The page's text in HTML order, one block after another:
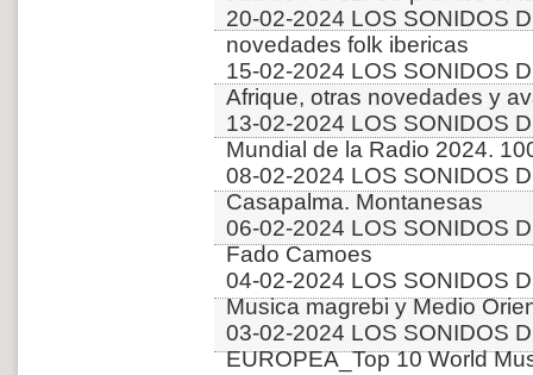
20-02-2024 LOS SONIDOS
novedades folk ibericas
15-02-2024 LOS SONIDOS
Afrique, otras novedades y
13-02-2024 LOS SONIDOS
Mundial de la Radio 2024.
08-02-2024 LOS SONIDOS
Casapalma. Montanesas
06-02-2024 LOS SONIDOS
Fado Camoes
04-02-2024 LOS SONIDOS
Musica magrebi y Medio
03-02-2024 LOS SONIDOS
EUROPEA_Top 10 World